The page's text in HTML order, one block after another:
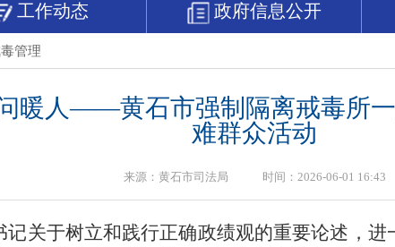
工作动态 政府信息公开
管理
暖人——黄石市强制隔离戒毒所
难群众活动
来源：黄石市司法局 时间：2026-06-01 16:43
关于树立和践行正确政绩观的重要论述，